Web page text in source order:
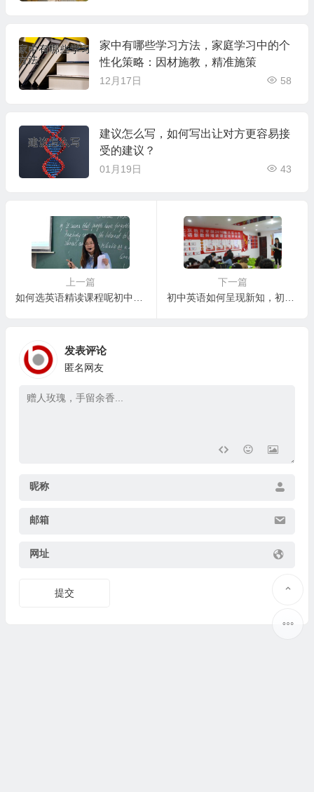
家中有哪些学习方法，家庭学习中的个
性化策略：因材施教，精准施策
12月17日 58
建议怎么写，如何写出让对方更容易接
受的建议？
01月19日 43
上一篇
下一篇
发表评论
匿名网友
昵称
邮箱
网址
提交